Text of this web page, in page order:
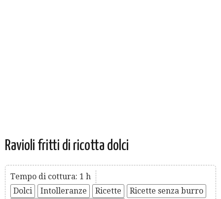
Ravioli fritti di ricotta dolci
Tempo di cottura: 1 h
Dolci
Intolleranze Ricette
Ricette senza burro